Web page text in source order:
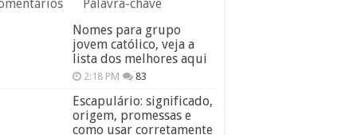
Palavra-chave
Nomes para grupo
jovem católico, veja a
lista dos melhores aqui
2:18 PM 83
Escapulário: significado,
origem, promessas e
como usar corretamente